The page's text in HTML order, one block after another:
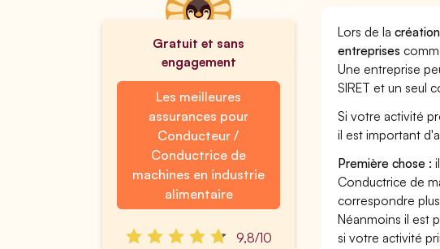
Gratuit et sans
engagement
Les meilleures
assurances pour
Conducteur /
Conductrice de
machines en industrie
alimentaire
9,8/10
Lors de la
entreprises
Une entreprise
SIRET et un seul
Si votre activité
il est important
Première chose :
Conductrice de
correspondre
Néanmoins il est
si votre activité